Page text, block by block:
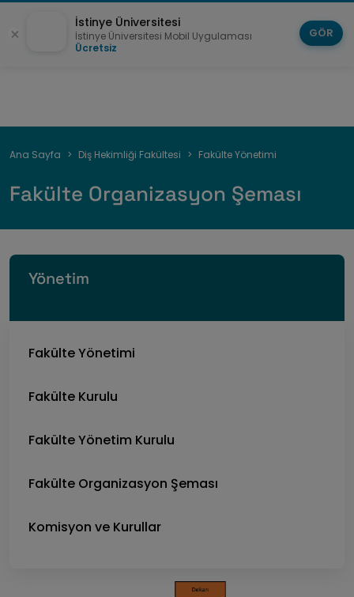
Sayfa
Ana Sayfa Diş Hekimliği Fakültesi Fakülte Yönetimi
Fakülte Organizasyon Şeması
Yönetim
Fakülte Yönetimi
Fakülte Kurulu
Fakülte Yönetim Kurulu
Fakülte Organizasyon Şeması
Komisyon ve Kurullar
İstinye Üniversitesi
İstinye Üniversitesi Mobil Uygulaması
Ücretsiz
GÖR